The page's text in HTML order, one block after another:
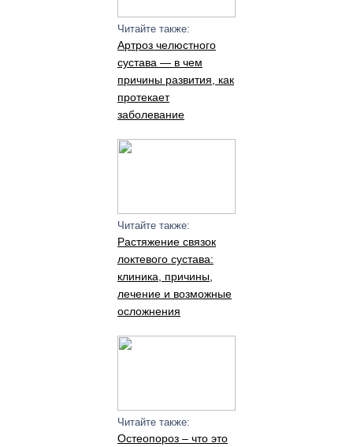
Читайте также:
Артроз челюстного
сустава — в чем
причины развития, как
протекает
заболевание
Читайте также:
Растяжение связок
локтевого сустава:
клиника, причины,
лечение и возможные
осложнения
Читайте также:
Остеопороз – что это